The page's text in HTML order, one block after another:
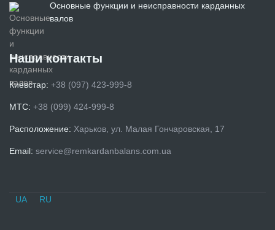
Основные функции и неисправности карданных
валов
Наши контакты
Киевстар: +38 (097) 423-999-8
МТС: +38 (099) 424-999-8
Расположение: Харьков, ул. Малая Гончаровская, 17
Email: service@remkardanbalans.com.ua
UA RU